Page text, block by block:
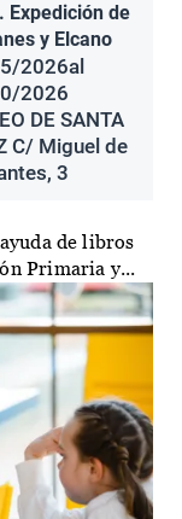
Expedición de
y Elcano
2026al
2026
DE SANTA
C/ Miguel de
3
de libros
Primaria y...